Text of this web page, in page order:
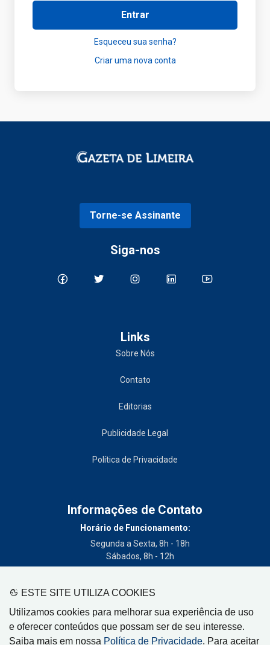
ESTE SITE UTILIZA COOKIES
Utilizamos cookies para melhorar sua experiência de uso
e oferecer conteúdos que possam ser de seu interesse.
Saiba mais em nossa Política de Privacidade. Para aceitar
Entrar
Esqueceu sua senha?
Criar uma nova conta
Torne-se Assinante
Siga-nos
Links
Sobre Nós
Contato
Editorias
Publicidade Legal
Política de Privacidade
Informações de Contato
Horário de Funcionamento:
Segunda a Sexta, 8h - 18h
Sábados, 8h - 12h
(19) 3404-3700
Circulação:
Limeira - SP, Artur Nogueira - SP, Cordeirópolis - SP,
Engenheiro Coelho - SP, Iracemápolis - SP